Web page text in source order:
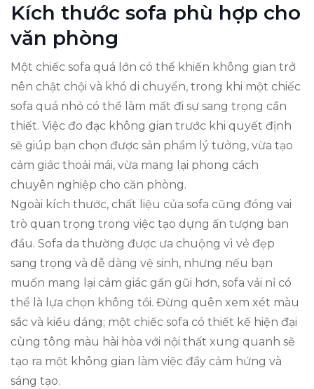
Kích thước sofa phù hợp cho
văn phòng
Một chiếc sofa quá lớn có thể khiến không gian trở
nên chật chội và khó di chuyển, trong khi một chiếc
sofa quá nhỏ có thể làm mất đi sự sang trọng cần
thiết. Việc đo đạc không gian trước khi quyết định
sẽ giúp bạn chọn được sản phẩm lý tưởng, vừa tạo
cảm giác thoải mái, vừa mang lại phong cách
chuyên nghiệp cho căn phòng.
Ngoài kích thước, chất liệu của sofa cũng đóng vai
trò quan trọng trong việc tạo dựng ấn tượng ban
đầu. Sofa da thường được ưa chuộng vì vẻ đẹp
sang trọng và dễ dàng vệ sinh, nhưng nếu bạn
muốn mang lại cảm giác gần gũi hơn, sofa vải nỉ có
thể là lựa chọn không tồi. Đừng quên xem xét màu
sắc và kiểu dáng; một chiếc sofa có thiết kế hiện đại
cùng tông màu hài hòa với nội thất xung quanh sẽ
tạo ra một không gian làm việc đầy cảm hứng và
sáng tạo.